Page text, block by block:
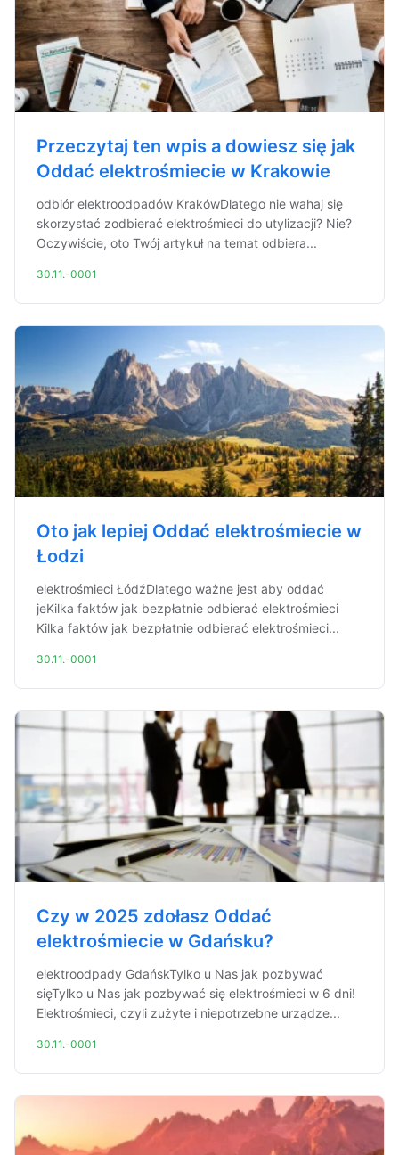
Przeczytaj ten wpis a dowiesz się jak
Oddać elektrośmiecie w Krakowie
odbiór elektroodpadów KrakówDlatego nie wahaj się
skorzystać zodbierać elektrośmieci do utylizacji? Nie?
Oczywiście, oto Twój artykuł na temat odbiera...
30.11.-0001
Oto jak lepiej Oddać elektrośmiecie w
Łodzi
elektrośmieci ŁódźDlatego ważne jest aby oddać
jeKilka faktów jak bezpłatnie odbierać elektrośmieci
Kilka faktów jak bezpłatnie odbierać elektrośmieci...
30.11.-0001
Czy w 2025 zdołasz Oddać
elektrośmiecie w Gdańsku?
elektroodpady GdańskTylko u Nas jak pozbywać
sięTylko u Nas jak pozbywać się elektrośmieci w 6 dni!
Elektrośmieci, czyli zużyte i niepotrzebne urządze...
30.11.-0001